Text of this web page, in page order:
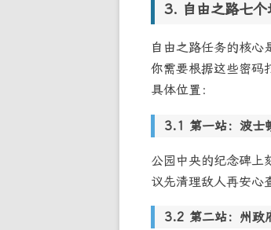
自由之路七
自由之路任务的核心
你需要根据这些密码
具体位置：
第一站：波士
公园中央的纪念碑上
议先清理敌人再安心
第二站：州政